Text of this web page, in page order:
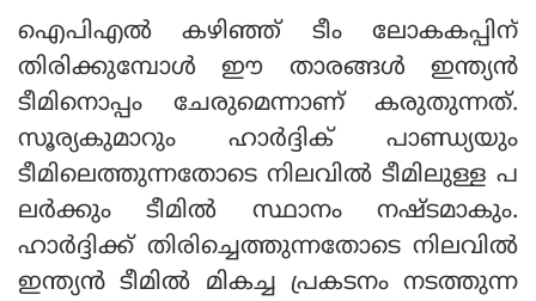
ഐപിഎല്‍ കഴിഞ്ഞ് ടീം ലോകകപ്പിന്
തിരിക്കുമ്പോള്‍ ഈ താരങ്ങള്‍ ഇന്ത്യന്‍
ടീമിനൊപ്പം ചേരുമെന്നാണ് കരുതുന്നത്.
സൂര്യകുമാറും ഹാര്‍ദ്ദിക് പാണ്ഡ്യയും
ടീമിലെത്തുന്നതോടെ നിലവില്‍ ടീമിലുള്ള പ
ലര്‍ക്കും ടീമില്‍ സ്ഥാനം നഷ്ടമാകും.
ഹാര്‍ദ്ദിക്ക് തിരിച്ചെത്തുന്നതോടെ നിലവില്‍
ഇന്ത്യന്‍ ടീമില്‍ മികച്ച പ്രകടനം നടത്തുന്ന